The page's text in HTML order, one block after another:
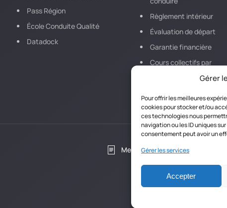
Gérer
Pour offrir les meilleures
cookies pour stocker et/ou
ces technologies nous
navigation ou les ID uniques
consentement peut avoir un
Gérer les services
Accepter
Pass Région
École Conduite Qualité
Datadock
Règlement intérieur
Évaluation de départ
Garantie financière
Cours collectifs par
Mentions légales
2026